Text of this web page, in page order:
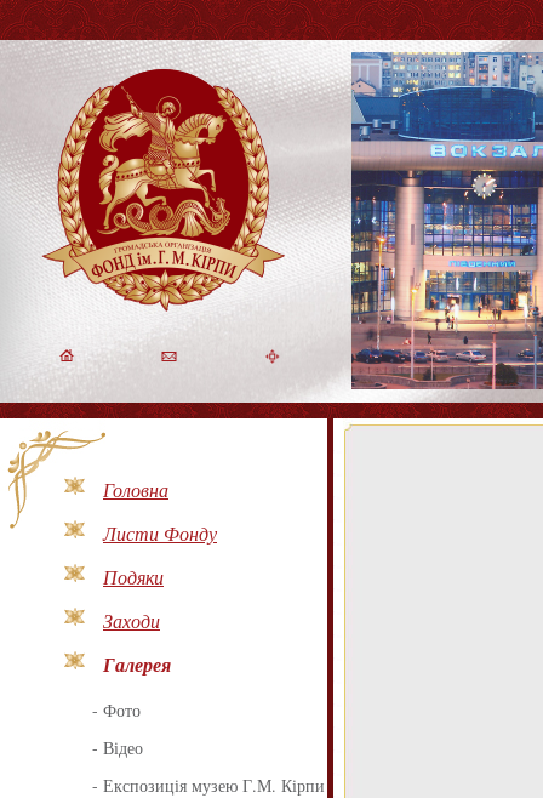
Головна
Листи Фонду
Подяки
Заходи
Галерея
- Фото
- Відео
- Експозиція музею Г.М. Кірпи